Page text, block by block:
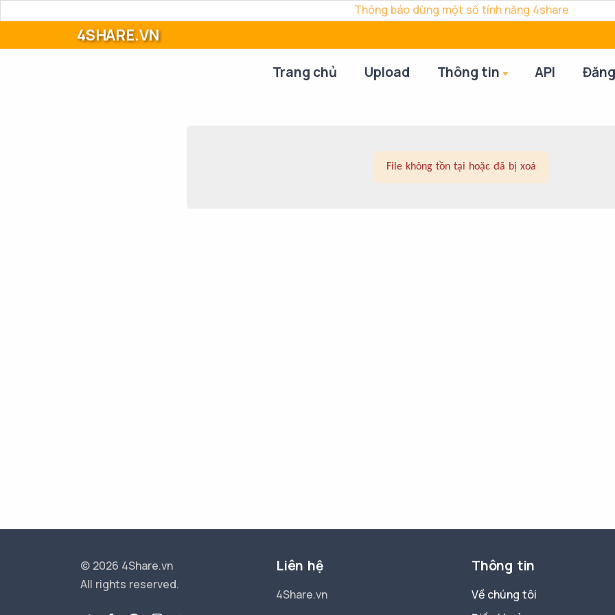
Thông báo dừng một số tính năng 4share
4SHARE.VN
Trang chủ Upload Thông tin API
File không tồn tại hoặc đã bị xoá
© 2026 4Share.vn
All rights reserved.
Liên hệ
4Share.vn
Thông tin
Về chúng tôi